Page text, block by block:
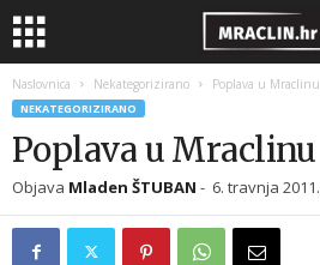
Naslovnica Nekategorizirano Poplava u Mraclinu
NEKATEGORIZIRANO
Poplava u Mraclinu
Objava Mladen ŠTUBAN - 6. travnja 2011.